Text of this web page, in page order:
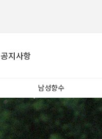
공지사항
남성향수